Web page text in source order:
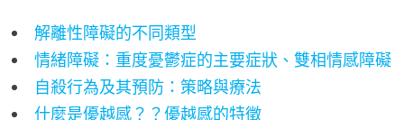
解離性障礙的不同類型
情緒障礙：重度憂鬱症的主要症狀、雙相情感障礙
自殺行為及其預防：策略與療法
什麼是優越感？？優越感的特徵